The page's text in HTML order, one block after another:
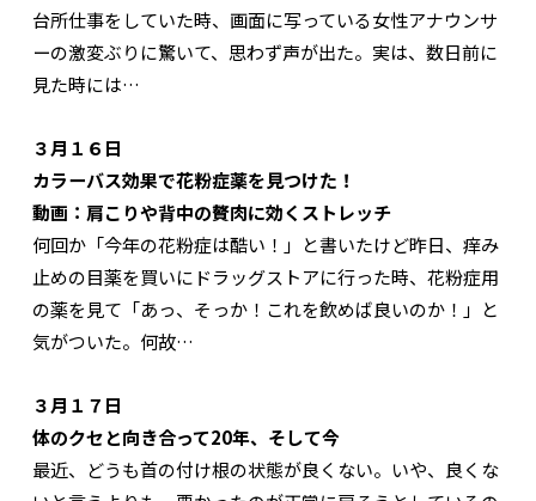
台所仕事をしていた時、画面に写っている女性アナウンサ
ーの激変ぶりに驚いて、思わず声が出た。実は、数日前に
見た時には…
３月１６日
カラーバス効果で花粉症薬を見つけた！
動画：肩こりや背中の贅肉に効くストレッチ
何回か「今年の花粉症は酷い！」と書いたけど昨日、痒み
止めの目薬を買いにドラッグストアに行った時、花粉症用
の薬を見て「あっ、そっか！これを飲めば良いのか！」と
気がついた。何故…
３月１７日
体のクセと向き合って20年、そして今
最近、どうも首の付け根の状態が良くない。いや、良くな